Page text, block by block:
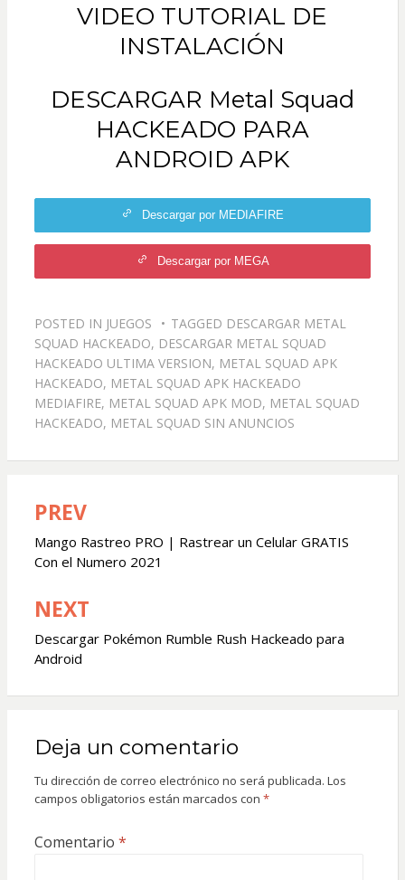
VIDEO TUTORIAL DE
INSTALACIÓN
DESCARGAR Metal Squad
HACKEADO PARA
ANDROID APK
Descargar por MEDIAFIRE
Descargar por MEGA
POSTED IN JUEGOS TAGGED DESCARGAR METAL
SQUAD HACKEADO, DESCARGAR METAL SQUAD
HACKEADO ULTIMA VERSION, METAL SQUAD APK
HACKEADO, METAL SQUAD APK HACKEADO
MEDIAFIRE, METAL SQUAD APK MOD, METAL SQUAD
HACKEADO, METAL SQUAD SIN ANUNCIOS
Navegación
de
entradas
PREV
Mango Rastreo PRO | Rastrear un Celular GRATIS
Con el Numero 2021
NEXT
Descargar Pokémon Rumble Rush Hackeado para
Android
Deja un comentario
Tu dirección de correo electrónico no será publicada. Los
campos obligatorios están marcados con *
Comentario *